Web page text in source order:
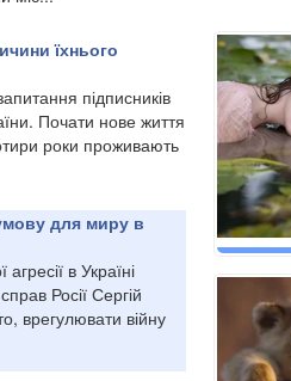
їхнього
підписників
Почати нове життя
роки проживають
для миру в
в Україні
Росії Сергій
врегулювати війну